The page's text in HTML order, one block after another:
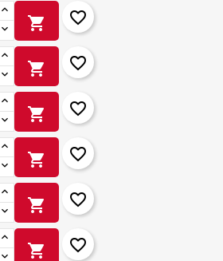
shopping_cart favorite_border
shopping_cart favorite_border
shopping_cart favorite_border
shopping_cart favorite_border
shopping_cart favorite_border
shopping_cart favorite_border